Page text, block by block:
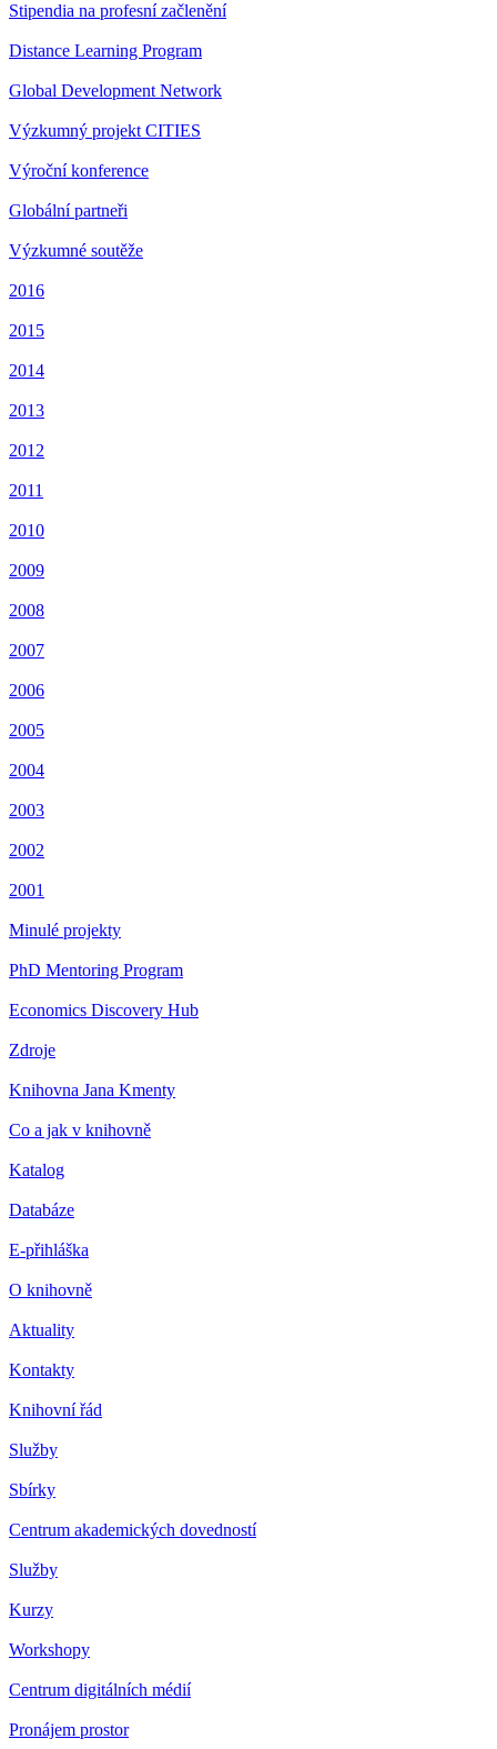
Stipendia na profesní začlenění
Distance Learning Program
Global Development Network
Výzkumný projekt CITIES
Výroční konference
Globální partneři
Výzkumné soutěže
2016
2015
2014
2013
2012
2011
2010
2009
2008
2007
2006
2005
2004
2003
2002
2001
Minulé projekty
PhD Mentoring Program
Economics Discovery Hub
Zdroje
Knihovna Jana Kmenty
Co a jak v knihovně
Katalog
Databáze
E-přihláška
O knihovně
Aktuality
Kontakty
Knihovní řád
Služby
Sbírky
Centrum akademických dovedností
Služby
Kurzy
Workshopy
Centrum digitálních médií
Pronájem prostor